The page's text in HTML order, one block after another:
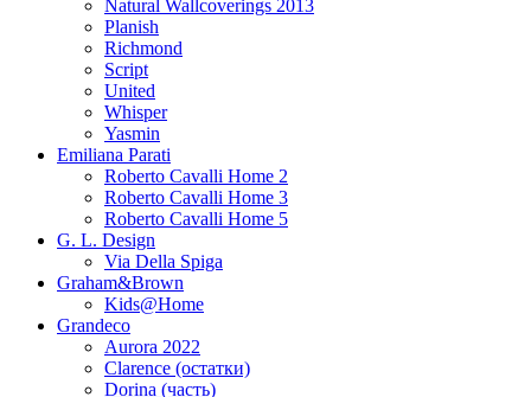
Natural Wallcoverings 2013
Planish
Richmond
Script
United
Whisper
Yasmin
Emiliana Parati
Roberto Cavalli Home 2
Roberto Cavalli Home 3
Roberto Cavalli Home 5
G. L. Design
Via Della Spiga
Graham&Brown
Kids@Home
Grandeco
Aurora 2022
Clarence (остатки)
Dorina (часть)